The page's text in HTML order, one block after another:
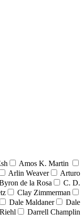
Amos K. Martin
Arlin Weaver
Arturo
de la Rosa
C. D.
Clay Zimmerman
Dale Maldaner
Dale
Darrell Champlin